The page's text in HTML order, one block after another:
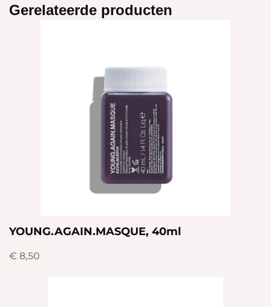
Gerelateerde producten
YOUNG.AGAIN.MASQUE, 40ml
€ 8,50